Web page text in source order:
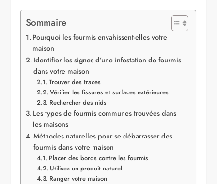
Sommaire
Pourquoi les fourmis envahissent-elles votre
maison
Identifier les signes d’une infestation de fourmis
dans votre maison
Trouver des traces
Vérifier les fissures et surfaces extérieures
Rechercher des nids
Les types de fourmis communes trouvées dans
les maisons
Méthodes naturelles pour se débarrasser des
fourmis dans votre maison
Placer des bords contre les fourmis
Utilisez un produit naturel
Ranger votre maison